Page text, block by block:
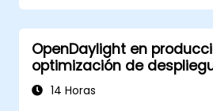
mediante
Integrar OpenDaylight
habilitados para SDN y
Diagnosticar problemas
implementaciones de
OpenDaylight en
optimización de
14 Horas